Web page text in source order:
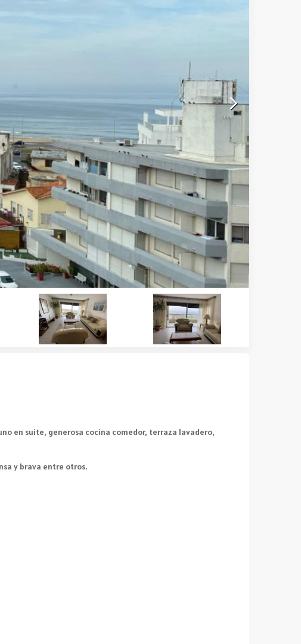
en suite, generosa cocina comedor, terraza lavadero,
y brava entre otros.